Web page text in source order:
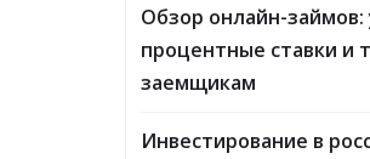
Обзор онлайн-займов:
процентные ставки и
заемщикам
Инвестирование в